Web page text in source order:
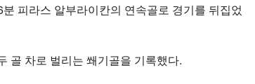
피라스 알부라이칸의 연속골로 경기를 뒤집었
골 차로 벌리는 쐐기골을 기록했다.